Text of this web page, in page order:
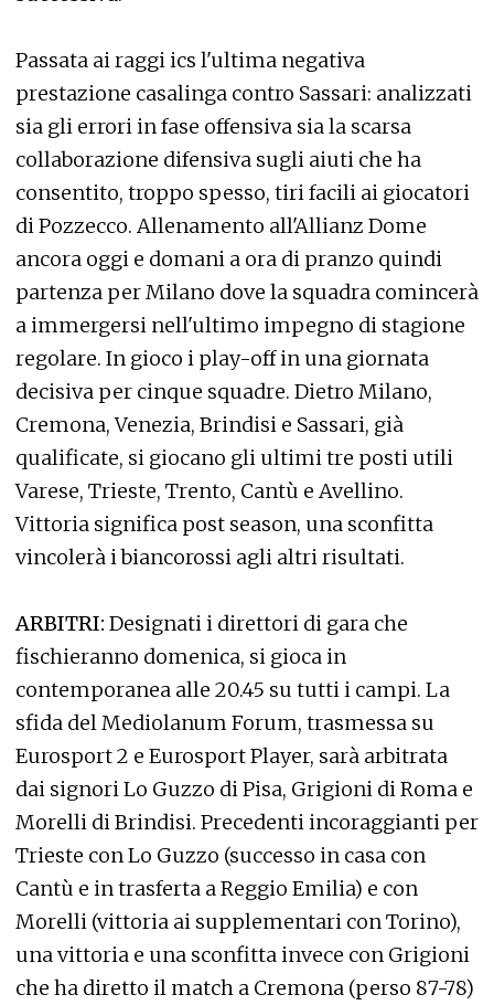
Passata ai raggi ics l'ultima negativa
prestazione casalinga contro Sassari: analizzati
sia gli errori in fase offensiva sia la scarsa
collaborazione difensiva sugli aiuti che ha
consentito, troppo spesso, tiri facili ai giocatori
di Pozzecco. Allenamento all'Allianz Dome
ancora oggi e domani a ora di pranzo quindi
partenza per Milano dove la squadra comincerà
a immergersi nell'ultimo impegno di stagione
regolare. In gioco i play-off in una giornata
decisiva per cinque squadre. Dietro Milano,
Cremona, Venezia, Brindisi e Sassari, già
qualificate, si giocano gli ultimi tre posti utili
Varese, Trieste, Trento, Cantù e Avellino.
Vittoria significa post season, una sconfitta
vincolerà i biancorossi agli altri risultati.
ARBITRI: Designati i direttori di gara che
fischieranno domenica, si gioca in
contemporanea alle 20.45 su tutti i campi. La
sfida del Mediolanum Forum, trasmessa su
Eurosport 2 e Eurosport Player, sarà arbitrata
dai signori Lo Guzzo di Pisa, Grigioni di Roma e
Morelli di Brindisi. Precedenti incoraggianti per
Trieste con Lo Guzzo (successo in casa con
Cantù e in trasferta a Reggio Emilia) e con
Morelli (vittoria ai supplementari con Torino),
una vittoria e una sconfitta invece con Grigioni
che ha diretto il match a Cremona (perso 87-78)